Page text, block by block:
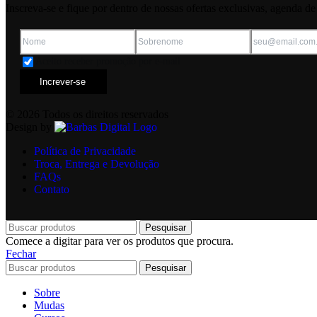
Increver-se
Política de Privacidade
Troca, Entrega e Devolução
FAQs
Contato
Pesquisar
Comece a digitar para ver os produtos que procura.
Fechar
Pesquisar
Sobre
Mudas